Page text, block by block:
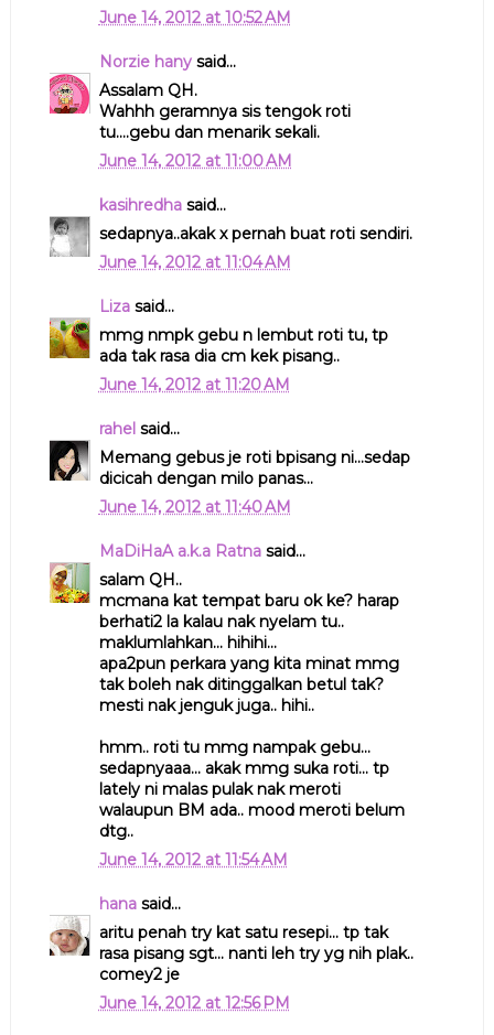
June 14, 2012 at 10:52 AM
Norzie hanysaid...
Assalam QH.
Wahhh geramnya sis tengok roti
tu....gebu dan menarik sekali.
June 14, 2012 at 11:00 AM
kasihredhasaid...
sedapnya..akak x pernah buat roti sendiri.
June 14, 2012 at 11:04 AM
Lizasaid...
mmg nmpk gebu n lembut roti tu, tp
ada tak rasa dia cm kek pisang..
June 14, 2012 at 11:20 AM
rahelsaid...
Memang gebus je roti bpisang ni...sedap
dicicah dengan milo panas...
June 14, 2012 at 11:40 AM
MaDiHaA a.k.a Ratnasaid...
salam QH..
mcmana kat tempat baru ok ke? harap
berhati2 la kalau nak nyelam tu..
maklumlahkan... hihihi...
apa2pun perkara yang kita minat mmg
tak boleh nak ditinggalkan betul tak?
mesti nak jenguk juga.. hihi..
hmm.. roti tu mmg nampak gebu...
sedapnyaaa... akak mmg suka roti... tp
lately ni malas pulak nak meroti
walaupun BM ada.. mood meroti belum
dtg..
June 14, 2012 at 11:54 AM
hanasaid...
aritu penah try kat satu resepi... tp tak
rasa pisang sgt... nanti leh try yg nih plak..
comey2 je
June 14, 2012 at 12:56 PM